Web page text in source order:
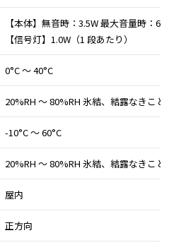
【本体】無音時：3.5W 最大音量時：6W
【信号灯】1.0W（1 段あたり）
0°C ～ 40°C
20%RH ～ 80%RH 氷結、結露なきこと
-10°C ～ 60°C
20%RH ～ 80%RH 氷結、結露なきこと
屋内
正方向